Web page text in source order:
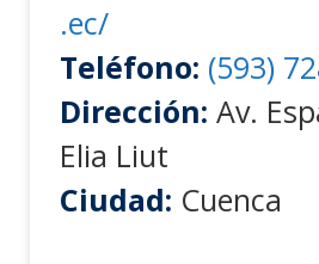
.ec/
Teléfono: (593)
Dirección: Av.
Elia Liut
Ciudad: Cuenca